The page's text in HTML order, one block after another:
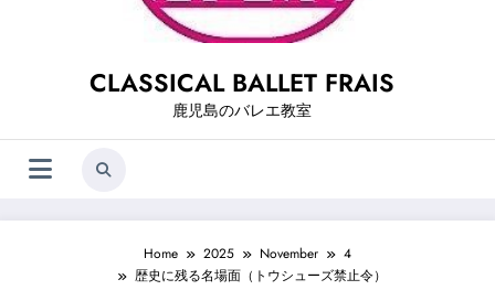
CLASSICAL BALLET FRAIS
鹿児島のバレエ教室
Home 2025 November
4
歴史に残る名場面（トウシューズ禁止令）